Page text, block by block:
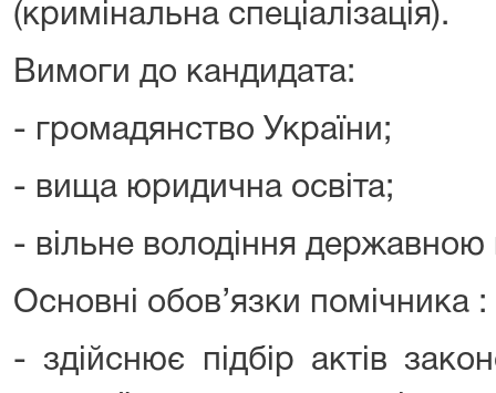
(кримінальна спеціалізація).
Вимоги до кандидата:
- громадянство України;
- вища юридична освіта;
- вільне володіння
Основні обов’язки помічника :
- здійснює підбір актів